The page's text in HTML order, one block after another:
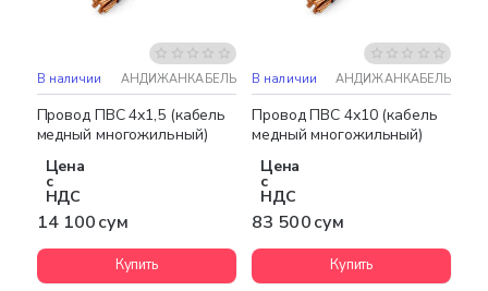
В наличии АНДИЖАНКАБЕЛЬ
Провод ПВС 4х1,5 (кабель
медный многожильный)
Цена
с
НДС
14 100 сум
Купить
Бестселлер
В наличии АНДИЖАНКАБЕЛЬ
Провод ПВС 4х10 (кабель
медный многожильный)
Цена
с
НДС
83 500 сум
Купить